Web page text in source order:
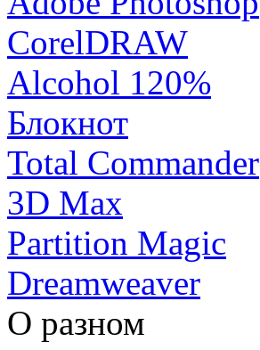
CorelDRAW
Alcohol 120%
Блокнот
Total Commander
3D Max
Partition Magic
Dreamweaver
О разном